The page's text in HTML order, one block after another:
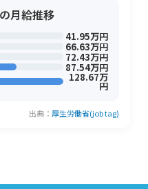
月給推移
41.95万円
66.63万円
72.43万円
87.54万円
128.67万
円
出典： 厚生労働省(job tag)